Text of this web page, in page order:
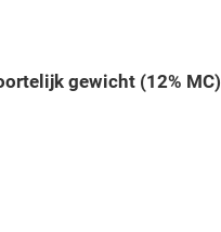
gewicht (12% MC)